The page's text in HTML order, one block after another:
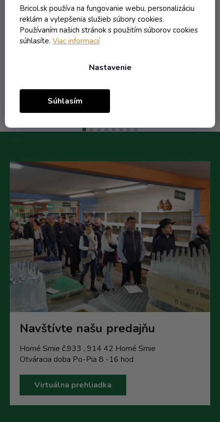
Bricol.sk používa na fungovanie webu, personalizáciu
reklám a vylepšenia služieb súbory cookies.
Používaním našich stránok s použitím súborov cookies
súhlasíte. Viac informacií
Nastavenie
Súhlasím
0,20 € vrátane DPH
0,16 €
Navštívte našu predajňu
Horné Srnie č.933 , 914 42 Horné Srnie
Otváracia doba Po-Pia 8 -16 hod
Virtuálna prehliadka